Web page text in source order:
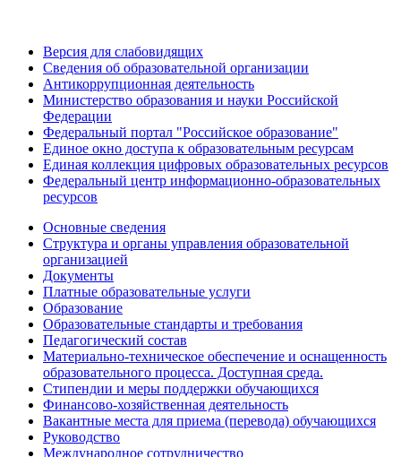
Версия для слабовидящих
Сведения об образовательной организации
Антикоррупционная деятельность
Министерство образования и науки Российской
Федерации
Федеральный портал "Российское образование"
Единое окно доступа к образовательным ресурсам
Единая коллекция цифровых образовательных ресурсов
Федеральный центр информационно-образовательных
ресурсов
Основные сведения
Структура и органы управления образовательной
организацией
Документы
Платные образовательные услуги
Образование
Образовательные стандарты и требования
Педагогический состав
Материально-техническое обеспечение и оснащенность
образовательного процесса. Доступная среда.
Стипендии и меры поддержки обучающихся
Финансово-хозяйственная деятельность
Вакантные места для приема (перевода) обучающихся
Руководство
Международное сотрудничество